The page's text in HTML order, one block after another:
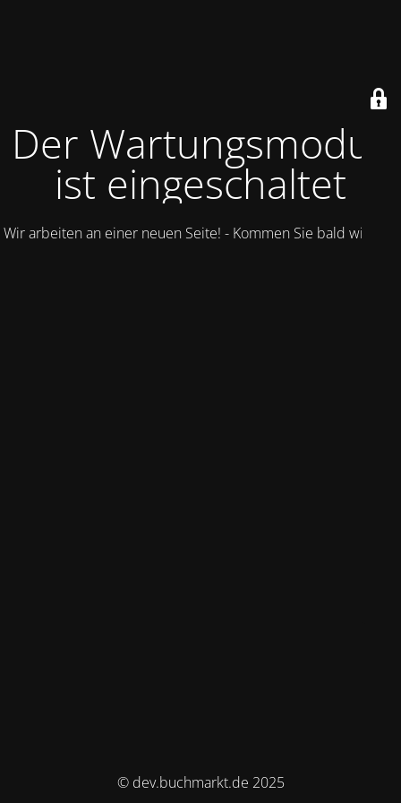
Der Wartungsmodus
ist eingeschaltet
Wir arbeiten an einer neuen Seite! - Kommen Sie bald wieder.
© dev.buchmarkt.de 2025